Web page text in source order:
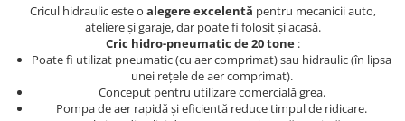
Masini de gaurit si Insurubat
Motoare electrice
Polizoare
Ventilatoare radiatoare
umidificatoare
Cricul hidraulic este o alegere excelentă pentru mecanicii auto,
ateliere și garaje, dar poate fi folosit și acasă.
Cric hidro-pneumatic de 20 tone :
Poate fi utilizat pneumatic (cu aer comprimat) sau hidraulic (în lipsa
unei rețele de aer comprimat).
Conceput pentru utilizare comercială grea.
Pompa de aer rapidă și eficientă reduce timpul de ridicare.